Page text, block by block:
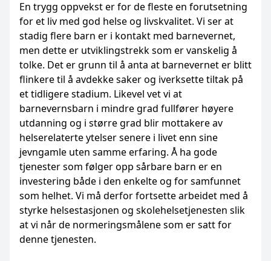
En trygg oppvekst er for de fleste en forutsetning
for et liv med god helse og livskvalitet. Vi ser at
stadig flere barn er i kontakt med barnevernet,
men dette er utviklingstrekk som er vanskelig å
tolke. Det er grunn til å anta at barnevernet er blitt
flinkere til å avdekke saker og iverksette tiltak på
et tidligere stadium. Likevel vet vi at
barnevernsbarn i mindre grad fullfører høyere
utdanning og i større grad blir mottakere av
helserelaterte ytelser senere i livet enn sine
jevngamle uten samme erfaring. Å ha gode
tjenester som følger opp sårbare barn er en
investering både i den enkelte og for samfunnet
som helhet. Vi må derfor fortsette arbeidet med å
styrke helsestasjonen og skolehelsetjenesten slik
at vi når de normeringsmålene som er satt for
denne tjenesten.